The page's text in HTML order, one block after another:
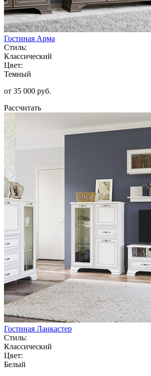
Гостиная Арма
Стиль:
Классический
Цвет:
Темный
от 35 000 руб.
Рассчитать
Гостиная Ланкастер
Стиль:
Классический
Цвет:
Белый